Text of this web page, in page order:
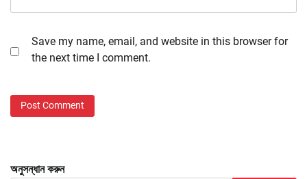
Save my name, email, and website in this browser for
the next time I comment.
অনুসন্ধান করুন